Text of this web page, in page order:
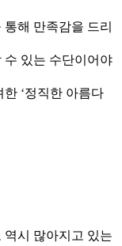
해 만족감을 드리
수 있는 수단이어야
‘정직한 아름다
시 많아지고 있는